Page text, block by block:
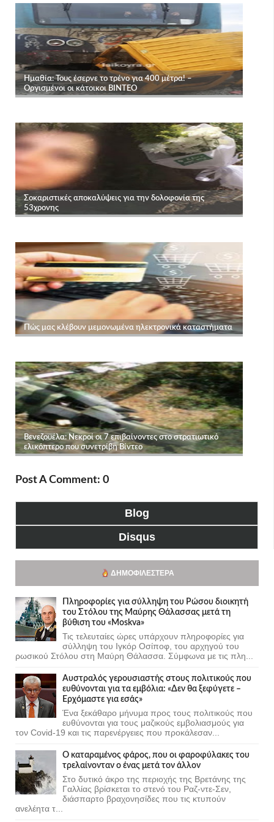
Post A Comment: 0
Blog
Disqus
ΔΗΜΟΦΙΛΈΣΤΕΡΑ
Πληροφορίες για σύλληψη του Ρώσου διοικητή
του Στόλου της Mαύρης Θάλασσας μετά τη
βύθιση του «Moskva»
Τις τελευταίες ώρες υπάρχουν πληροφορίες για
σύλληψη του Ιγκόρ Οσίποφ, του αρχηγού του
ρωσικού Στόλου στη Μαύρη Θάλασσα. Σύμφωνα με τις πλη...
Αυστραλός γερουσιαστής στους πολιτικούς που
ευθύνονται για τα εμβόλια: «Δεν θα ξεφύγετε –
Ερχόμαστε για εσάς»
Ένα ξεκάθαρο μήνυμα προς τους πολιτικούς που
ευθύνονται για τους μαζικούς εμβολιασμούς για
τον Covid-19 και τις παρενέργειες που προκάλεσαν...
Ο καταραμένος φάρος, που οι φαροφύλακες του
τρελαίνονταν ο ένας μετά τον άλλον
Στο δυτικό άκρο της περιοχής της Βρετάνης της
Γαλλίας βρίσκεται το στενό του Ραζ-ντε-Σεν,
διάσπαρτο βραχονησίδες που τις κτυπούν
ανελέητα τ...